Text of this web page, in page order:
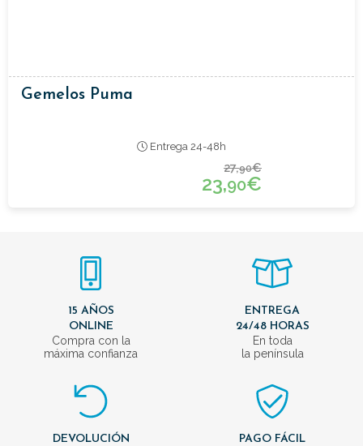
Gemelos Puma
Entrega 24-48h
27,90€
23,90€
15 AÑOS
ONLINE
Compra con la
máxima confianza
ENTREGA
24/48 HORAS
En toda
la península
DEVOLUCIÓN
PAGO FÁCIL